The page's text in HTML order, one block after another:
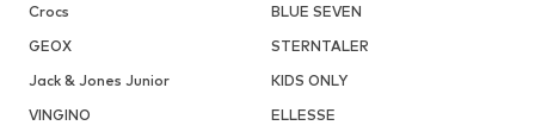
Crocs
BLUE SEVEN
GEOX
STERNTALER
Jack & Jones Junior
KIDS ONLY
VINGINO
ELLESSE